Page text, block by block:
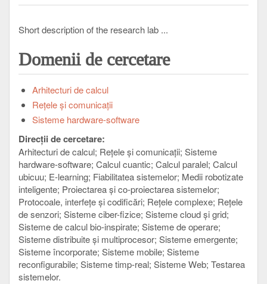
Short description of the research lab ...
Domenii de cercetare
Arhitecturi de calcul
Reţele şi comunicaţii
Sisteme hardware-software
Direcții de cercetare:
Arhitecturi de calcul Reţele şi comunicaţii Sisteme
hardware-software Calcul cuantic Calcul paralel Calcul
ubicuu E-learning Fiabilitatea sistemelor Medii robotizate
inteligente Proiectarea şi co-proiectarea sistemelor
Protocoale, interfeţe şi codificări Reţele complexe Reţele
de senzori Sisteme ciber-fizice Sisteme cloud şi grid
Sisteme de calcul bio-inspirate Sisteme de operare
Sisteme distribuite şi multiprocesor Sisteme emergente
Sisteme încorporate Sisteme mobile Sisteme
reconfigurabile Sisteme timp-real Sisteme Web Testarea
sistemelor